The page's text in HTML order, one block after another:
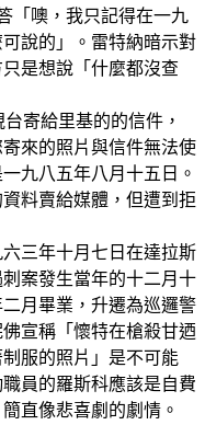
「噢，我只記得在一九
說的」。雷特納暗示對
是想說「什麼都沒查
寄給里基的的信件，
來的照片與信件無法使
九八五年八月十五日。
料賣給媒體，但遭到拒
三年十月七日在達拉斯
案發生當年的十二月十
月畢業，升遷為巡邏警
宣稱「懷特在槍殺甘迺
服的照片」是不可能
員的羅斯科應該是自費
直像悲喜劇的劇情。